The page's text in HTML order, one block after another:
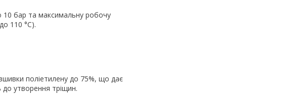
10 бар та максимальну робочу
110 °C).
поліетилену до 75%, що дає
до утворення тріщин.